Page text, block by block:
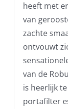
heeft met
van
zachte
ontvouwt
van de
is heerlijk
portafilter